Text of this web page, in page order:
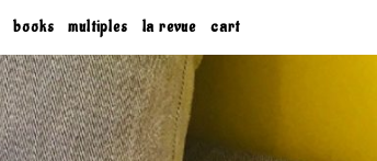
books multiples la revue cart